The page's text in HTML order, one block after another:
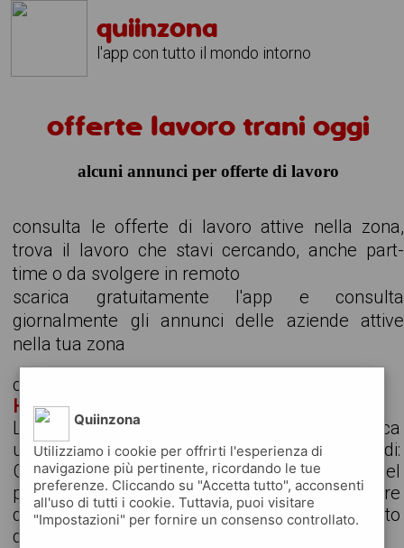
quiinzona
l'app con tutto il mondo intorno
offerte lavoro trani oggi
alcuni annunci per offerte di lavoro
consulta le offerte di lavoro attive nella zona,
trova il lavoro che stavi cercando, anche part-
time o da svolgere in remoto
scarica gratuitamente l'app e consulta
giornalmente gli annunci delle aziende attive
nella tua zona
cerchiamo
HR GENERALIST
La Cooperativa Sociale Comunità Oasi cerca
un/a HR GENERALIST. La figura si occuperà di:
Gestire il processo di ricerca e selezione del
personale, seguendo tutto l’iter, a partire
dall’analisi del fabbisogno fino all’inserimento
della n...
Quiinzona
Utilizziamo i cookie per offrirti l'esperienza di
navigazione più pertinente, ricordando le tue
preferenze. Cliccando su "Accetta tutto", acconsenti
all'uso di tutti i cookie. Tuttavia, puoi visitare
"Impostazioni" per fornire un consenso controllato.